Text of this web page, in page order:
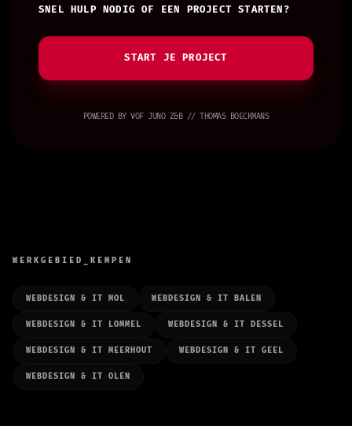
SNEL HULP NODIG OF EEN PROJECT STARTEN?
START JE PROJECT
POWERED BY VOF JUNO Z&B // THOMAS BOECKMANS
WERKGEBIED_KEMPEN
WEBDESIGN & IT MOL WEBDESIGN & IT BALEN
WEBDESIGN & IT LOMMEL WEBDESIGN & IT DESSEL
WEBDESIGN & IT MEERHOUT WEBDESIGN & IT GEEL
WEBDESIGN & IT OLEN